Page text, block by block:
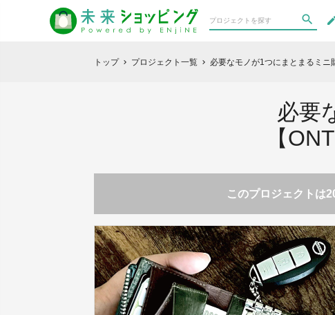
トップ chevron_right プロジェクト一覧 chevron_right 必要なモノが1つにまとまるミニ
必要
【
このプロジェクトは